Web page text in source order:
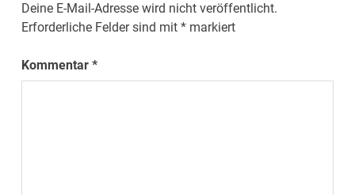
Deine E-Mail-Adresse wird nicht veröffentlicht.
Erforderliche Felder sind mit* markiert
Kommentar*